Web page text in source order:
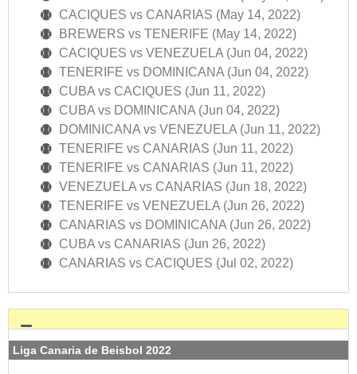
CACIQUES vs CANARIAS (May 14, 2022)
BREWERS vs TENERIFE (May 14, 2022)
CACIQUES vs VENEZUELA (Jun 04, 2022)
TENERIFE vs DOMINICANA (Jun 04, 2022)
CUBA vs CACIQUES (Jun 11, 2022)
CUBA vs DOMINICANA (Jun 04, 2022)
DOMINICANA vs VENEZUELA (Jun 11, 2022)
TENERIFE vs CANARIAS (Jun 11, 2022)
TENERIFE vs CANARIAS (Jun 11, 2022)
VENEZUELA vs CANARIAS (Jun 18, 2022)
TENERIFE vs VENEZUELA (Jun 26, 2022)
CANARIAS vs DOMINICANA (Jun 26, 2022)
CUBA vs CANARIAS (Jun 26, 2022)
CANARIAS vs CACIQUES (Jul 02, 2022)
Liga Canaria de Beisbol 2022